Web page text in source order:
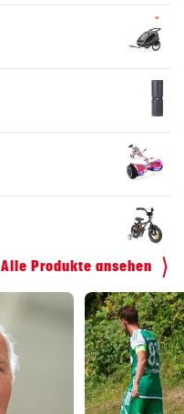
Alle Produkte ansehen